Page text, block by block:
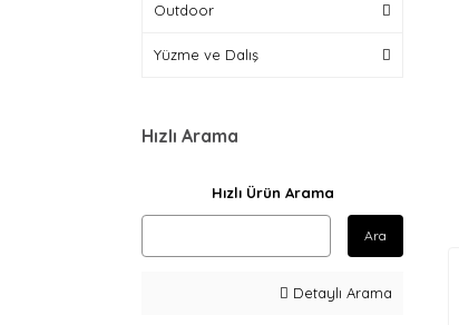
Outdoor
Yüzme ve Dalış
Hızlı Arama
Hızlı Ürün Arama
Ara
Detaylı Arama